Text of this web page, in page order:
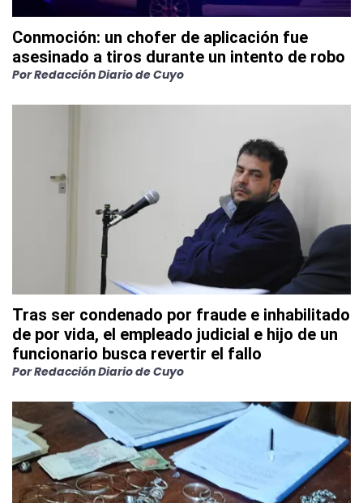
Conmoción: un chofer de aplicación fue
asesinado a tiros durante un intento de robo
PorRedacción Diario de Cuyo
Tras ser condenado por fraude e inhabilitado
de por vida, el empleado judicial e hijo de un
funcionario busca revertir el fallo
PorRedacción Diario de Cuyo